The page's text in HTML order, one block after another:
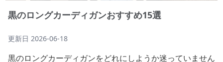
黒のロングカーディガンおすすめ15選
更新日 2026-06-18
黒のロングカーディガンをどれにしようか迷っていません